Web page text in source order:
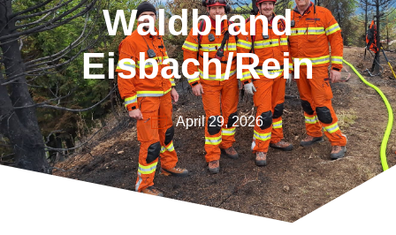
Waldbrand
Eisbach/Rein
April 29, 2026